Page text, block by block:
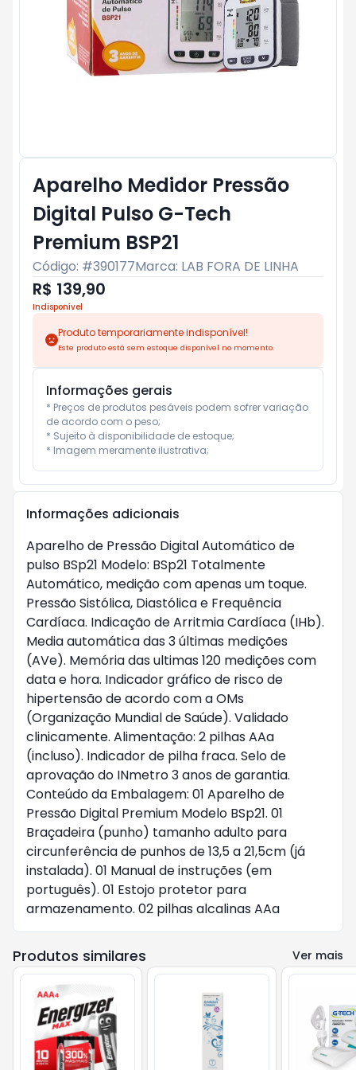
Aparelho Medidor Pressão
Digital Pulso G-Tech
Premium BSP21
Código: #390177Marca: LAB FORA DE LINHA
R$ 139,90
Indisponível
Produto temporariamente indisponível!
Este produto está sem estoque disponível no momento.
Informações gerais
* Preços de produtos pesáveis podem sofrer variação
de acordo com o peso;
* Sujeito à disponibilidade de estoque;
* Imagem meramente ilustrativa;
Informações adicionais
Aparelho de Pressão Digital Automático de
pulso BSp21 Modelo: BSp21 Totalmente
Automático, medição com apenas um toque.
Pressão Sistólica, Diastólica e Frequência
Cardíaca. Indicação de Arritmia Cardíaca (IHb).
Media automática das 3 últimas medições
(AVe). Memória das ultimas 120 medições com
data e hora. Indicador gráfico de risco de
hipertensão de acordo com a OMs
(Organização Mundial de Saúde). Validado
clinicamente. Alimentação: 2 pilhas AAa
(incluso). Indicador de pilha fraca. Selo de
aprovação do INmetro 3 anos de garantia.
Conteúdo da Embalagem: 01 Aparelho de
Pressão Digital Premium Modelo BSp21. 01
Braçadeira (punho) tamanho adulto para
circunferência de punhos de 13,5 a 21,5cm (já
instalada). 01 Manual de instruções (em
português). 01 Estojo protetor para
armazenamento. 02 pilhas alcalinas AAa
Produtos similares Ver mais